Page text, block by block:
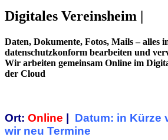
Digitales Vereinsheim |
Daten, Dokumente, Fotos, Mails – alles
datenschutzkonform bearbeiten und
Wir arbeiten gemeinsam Online im
der Cloud
Ort: Online
Datum: in Kürze
wir neu Termine